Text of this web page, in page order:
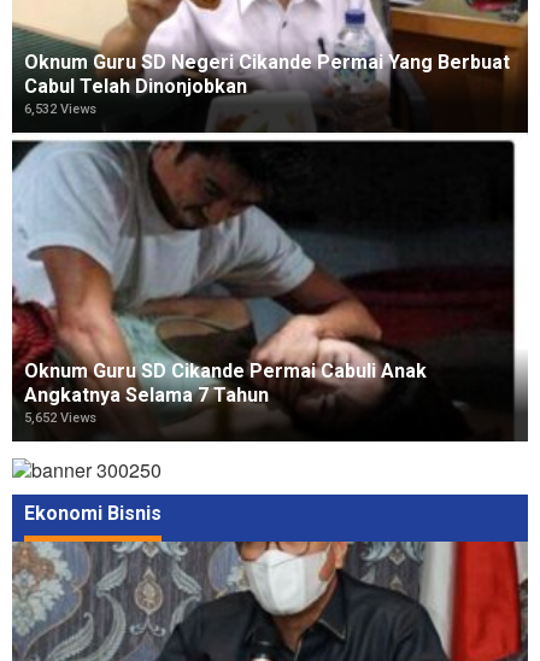
Oknum Guru SD Negeri Cikande Permai Yang Berbuat
Cabul Telah Dinonjobkan
6,532 Views
Oknum Guru SD Cikande Permai Cabuli Anak
Angkatnya Selama 7 Tahun
5,652 Views
Ekonomi Bisnis